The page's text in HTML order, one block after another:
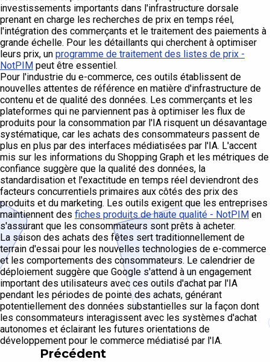
investissements importants dans l'infrastructure dorsale
prenant en charge les recherches de prix en temps réel,
l'intégration des commerçants et le traitement des paiements à
grande échelle. Pour les détaillants qui cherchent à optimiser
leurs prix, un programme de traitement des listes de prix -
NotPIM peut être essentiel.
Pour l'industrie du e-commerce, ces outils établissent de
nouvelles attentes de référence en matière d'infrastructure de
contenu et de qualité des données. Les commerçants et les
plateformes qui ne parviennent pas à optimiser les flux de
produits pour la consommation par l'IA risquent un désavantage
systématique, car les achats des consommateurs passent de
plus en plus par des interfaces médiatisées par l'IA. L'accent
mis sur les informations du Shopping Graph et les métriques de
confiance suggère que la qualité des données, la
standardisation et l'exactitude en temps réel deviendront des
facteurs concurrentiels primaires aux côtés des prix des
produits et du marketing. Les outils exigent que les entreprises
maintiennent des fiches produits de haute qualité - NotPIM en
s'assurant que les consommateurs sont prêts à acheter.
La saison des achats des fêtes sert traditionnellement de
terrain d'essai pour les nouvelles technologies de e-commerce
et les comportements des consommateurs. Le calendrier de
déploiement suggère que Google s'attend à un engagement
important des utilisateurs avec ces outils d'achat par l'IA
pendant les périodes de pointe des achats, générant
potentiellement des données substantielles sur la façon dont
les consommateurs interagissent avec les systèmes d'achat
autonomes et éclairant les futures orientations de
développement pour le commerce médiatisé par l'IA.
Précédent